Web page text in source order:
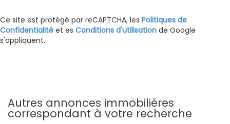
Ce site est protégé par reCAPTCHA, les Politiques de
Confidentialité et es Conditions d'utilisation de Google
s'appliquent.
autres annonces immobilières
correspondant à votre recherche